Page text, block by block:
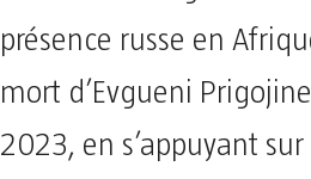
présence russe en
mort d’Evgueni
2023, en s’appuyant